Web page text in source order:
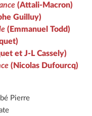
(Attali-Macron)
Guilluy)
(Emmanuel Todd)
et J-L Cassely)
(Nicolas Dufourcq)
Pierre